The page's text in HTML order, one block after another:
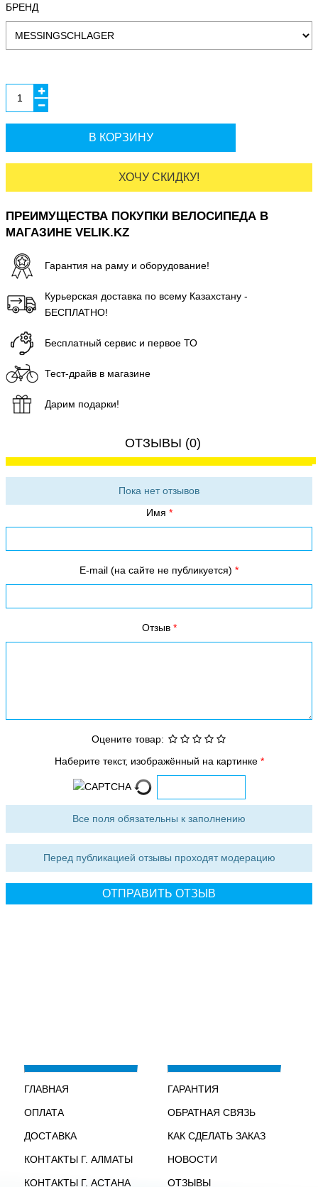
БРЕНД
В КОРЗИНУ
ХОЧУ СКИДКУ!
ПРЕИМУЩЕСТВА ПОКУПКИ ВЕЛОСИПЕДА В
МАГАЗИНЕ VELIK.KZ
Гарантия на раму и оборудование!
Курьерская доставка по всему Казахстану -
БЕСПЛАТНО!
Бесплатный сервис и первое ТО
Тест-драйв в магазине
Дарим подарки!
ОТЗЫВЫ (0)
Пока нет отзывов
Имя
E-mail (на сайте не публикуется)
Отзыв
Оцените товар:
Наберите текст, изображённый на картинке
Все поля обязательны к заполнению
Перед публикацией отзывы проходят модерацию
ГЛАВНАЯ
ОПЛАТА
ДОСТАВКА
КОНТАКТЫ Г. АЛМАТЫ
КОНТАКТЫ Г. АСТАНА
ГАРАНТИЯ
ОБРАТНАЯ СВЯЗЬ
КАК СДЕЛАТЬ ЗАКАЗ
НОВОСТИ
ОТЗЫВЫ